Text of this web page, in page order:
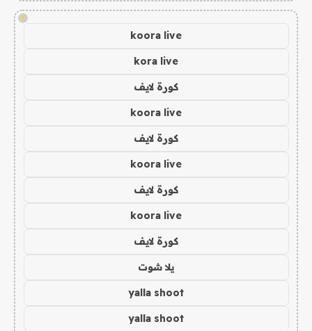
!
koora live
kora live
كورة لايف
koora live
كورة لايف
koora live
كورة لايف
koora live
كورة لايف
يلا شوت
yalla shoot
yalla shoot